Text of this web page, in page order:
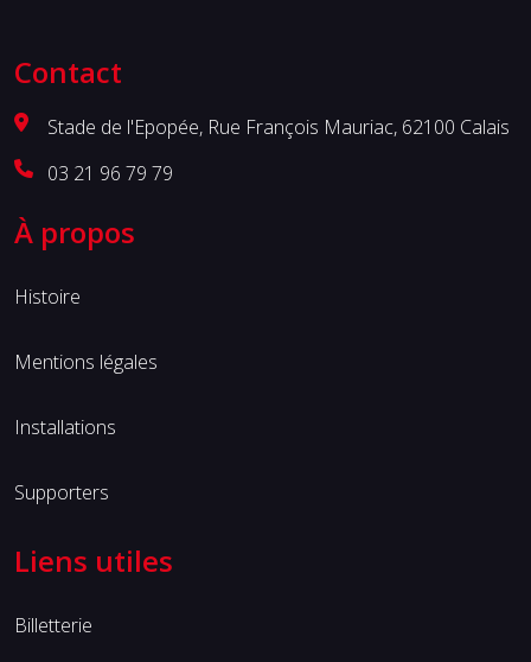
Contact
Stade de l'Epopée, Rue François Mauriac, 62100 Calais
03 21 96 79 79
À propos
Histoire
Mentions légales
Installations
Supporters
Liens utiles
Billetterie